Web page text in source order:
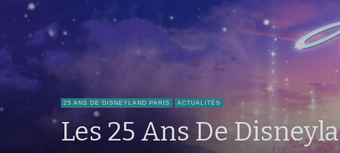
25 ANS DE DISNEYLAND PARIS ACTUALITÉS
Les 25 Ans De